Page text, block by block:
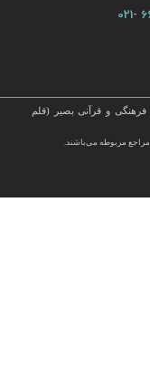
و قرآنی بصیر (قلم
مراجع مربوطه می‌باشند.
و معطر , کتاب چرمی و سایر محصولات